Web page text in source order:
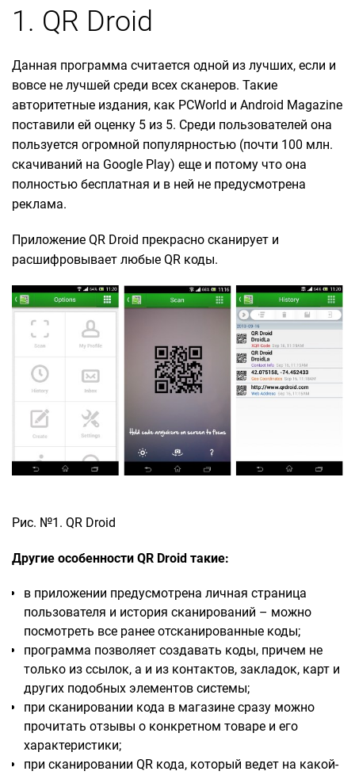
1. QR Droid
Данная программа считается одной из лучших, если и
вовсе не лучшей среди всех сканеров. Такие
авторитетные издания, как PCWorld и Android Magazine
поставили ей оценку 5 из 5. Среди пользователей она
пользуется огромной популярностью (почти 100 млн.
скачиваний на Google Play) еще и потому что она
полностью бесплатная и в ней не предусмотрена
реклама.
Приложение QR Droid прекрасно сканирует и
расшифровывает любые QR коды.
Рис. №1. QR Droid
Другие особенности QR Droid такие:
в приложении предусмотрена личная страница
пользователя и история сканирований – можно
посмотреть все ранее отсканированные коды;
программа позволяет создавать коды, причем не
только из ссылок, а и из контактов, закладок, карт и
других подобных элементов системы;
при сканировании кода в магазине сразу можно
прочитать отзывы о конкретном товаре и его
характеристики;
при сканировании QR кода, который ведет на какой-